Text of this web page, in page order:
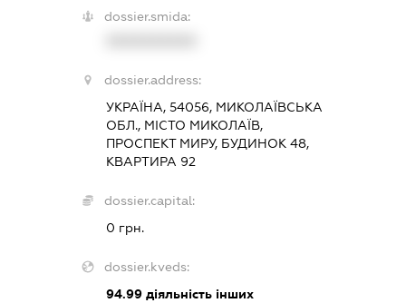
dossier.smida:
dossier.address:
УКРАЇНА, 54056, МИКОЛАЇВСЬКА
ОБЛ., МІСТО МИКОЛАЇВ,
ПРОСПЕКТ МИРУ, БУДИНОК 48,
КВАРТИРА 92
dossier.capital:
0 грн.
dossier.kveds:
94.99діяльність інших